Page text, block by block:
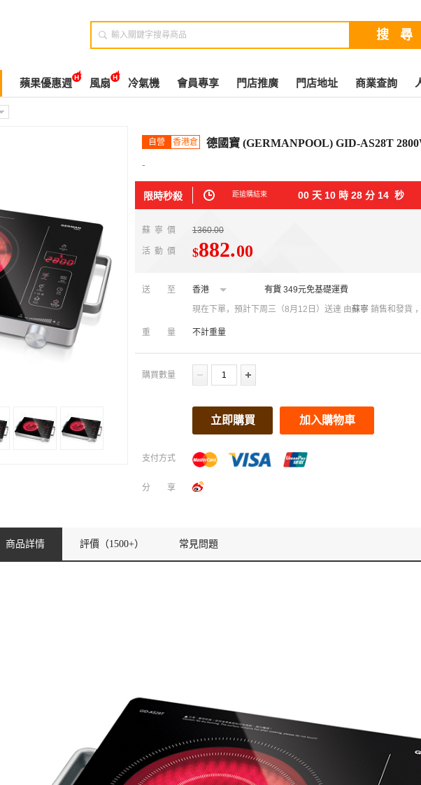

蘋果優惠週 風扇 冷氣機 會員專享 門店推廣 門店地址 商業查詢
自營 香港倉 德國寶 (GERMANPOOL) GID-AS28T
-
限時秒殺 距搶購結束 00 天 10 時 28 分 14 秒
蘇寧價 1360.00
活動價 $882.00
送至 香港 有貨 349元免基礎運費
現在下單，預計下周三（8月12日）送達 由蘇寧 銷售和發貨
重量 不計重量
購買數量
立即購買 加入購物車
支付方式
分享
商品詳情 評價 （1500+） 常見問題